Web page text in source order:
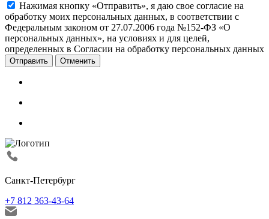
Нажимая кнопку «Отправить», я даю свое согласие на
обработку моих персональных данных, в соответствии с
Федеральным законом от 27.07.2006 года №152-ФЗ «О
персональных данных», на условиях и для целей,
определенных в Согласии на обработку персональных данных
Отменить
Санкт-Петербург
+7 812 363-43-64